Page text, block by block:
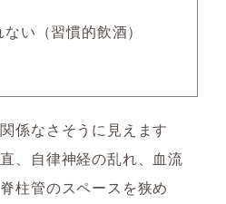
い（習慣的飲酒）
係なさそうに見えます
、自律神経の乱れ、血流
柱管のスペースを狭め